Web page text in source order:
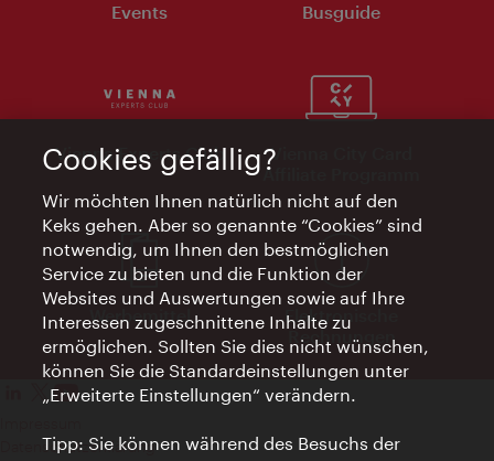
Events Busguide
Vienna Experts Club
Vienna City Card
Affiliate Programm
Werbemittel
Elektronische
Rechnungen
Datenschutzerklärung
Cookies gefällig?
Wir möchten Ihnen natürlich nicht auf den
Keks gehen. Aber so genannte “Cookies” sind
notwendig, um Ihnen den bestmöglichen
Service zu bieten und die Funktion der
Websites und Auswertungen sowie auf Ihre
Interessen zugeschnittene Inhalte zu
ermöglichen. Sollten Sie dies nicht wünschen,
können Sie die Standardeinstellungen unter
„Erweiterte Einstellungen“ verändern.
Tipp: Sie können während des Besuchs der